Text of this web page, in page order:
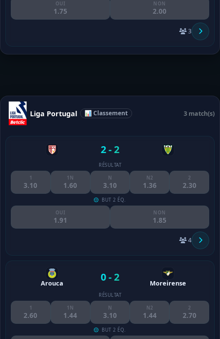
OUI
1.75
NON
2.00
3
Liga Portugal 📊 Classement 3 match(s)
2 - 2
RÉSULTAT
1
3.10
1N
1.60
N
3.10
N2
1.36
2
2.30
BUT 2 ÉQ.
OUI
1.91
NON
1.85
4
Arouca 0 - 2 Moreirense
RÉSULTAT
1
2.60
1N
1.44
N
3.10
N2
1.44
2
2.70
BUT 2 ÉQ.